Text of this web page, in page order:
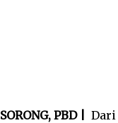
SORONG, PBD |
Dari